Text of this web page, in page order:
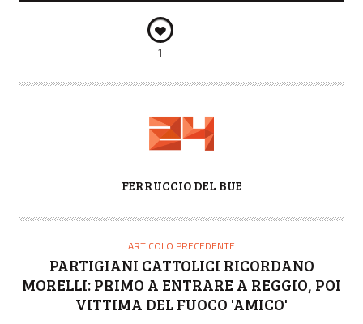
1
T
E
FERRUCCIO DEL BUE
ARTICOLO PRECEDENTE
PARTIGIANI CATTOLICI RICORDANO
MORELLI: PRIMO A ENTRARE A REGGIO, POI
VITTIMA DEL FUOCO 'AMICO'